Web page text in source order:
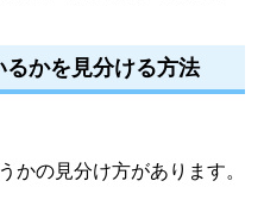
かを見分ける方法
かの見分け方があります。